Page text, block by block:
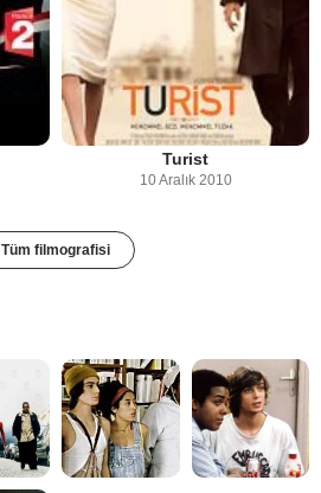
Turist
10 Aralık 2010
Tüm filmografisi